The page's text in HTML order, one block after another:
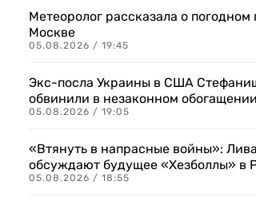
Метеоролог рассказала о погодном
Москве
05.08.2026 / 19:45
Экс-посла Украины в США
обвинили в незаконном обогащении
05.08.2026 / 19:05
«Втянуть в напрасные войны»:
обсуждают будущее «Хезболлы» в
05.08.2026 / 18:55